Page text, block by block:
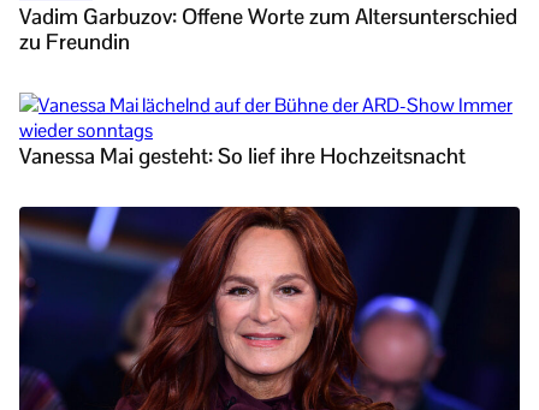
Vadim Garbuzov: Offene Worte zum Altersunterschied
zu Freundin
Vanessa Mai gesteht: So lief ihre Hochzeitsnacht